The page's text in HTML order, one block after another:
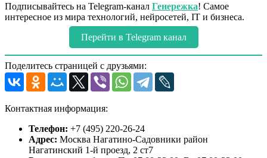
Подписывайтесь на Telegram-канал Генережка! Самое
интересное из мира технологий, нейросетей, IT и бизнеса.
Перейти в Telegram канал
Поделитесь страницей с друзьями:
Контактная информация:
Телефон: +7 (495) 220-26-24
Адрес: Москва Нагатино-Садовники район
Нагатинский 1-й проезд, 2 ст7